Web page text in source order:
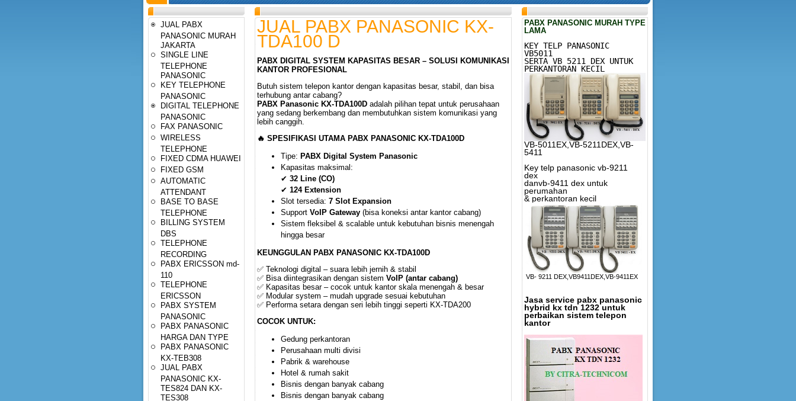
JUAL PABX
PANASONIC MURAH
JAKARTA
SINGLE LINE
TELEPHONE
PANASONIC
KEY TELEPHONE
PANASONIC
DIGITAL TELEPHONE
PANASONIC
FAX PANASONIC
WIRELESS
TELEPHONE
FIXED CDMA HUAWEI
FIXED GSM
AUTOMATIC
ATTENDANT
BASE TO BASE
TELEPHONE
BILLING SYSTEM
DBS
TELEPHONE
RECORDING
PABX ERICSSON md-
110
TELEPHONE
ERICSSON
PABX SYSTEM
PANASONIC
PABX PANASONIC
HARGA DAN TYPE
PABX PANASONIC
KX-TEB308
JUAL PABX
PANASONIC KX-
TES824 DAN KX-
TES308
JUAL PABX PANASONIC KX-
TDA100 D
PABX DIGITAL SYSTEM KAPASITAS BESAR – SOLUSI KOMUNIKASI
KANTOR PROFESIONAL
Butuh sistem telepon kantor dengan kapasitas besar, stabil, dan bisa
terhubung antar cabang?
PABX Panasonic KX-TDA100Dadalah pilihan tepat untuk perusahaan
yang sedang berkembang dan membutuhkan sistem komunikasi yang
lebih canggih.
🔥 SPESIFIKASI UTAMA PABX PANASONIC KX-TDA100D
Tipe: PABX Digital System Panasonic
Kapasitas maksimal:
✔ 32 Line (CO)
✔ 124 Extension
Slot tersedia: 7 Slot Expansion
Support VoIP Gateway(bisa koneksi antar kantor cabang)
Sistem fleksibel & scalable untuk kebutuhan bisnis menengah
hingga besar
KEUNGGULAN PABX PANASONIC KX-TDA100D
✅ Teknologi digital – suara lebih jernih & stabil
✅ Bisa diintegrasikan dengan sistem VoIP (antar cabang)
✅ Kapasitas besar – cocok untuk kantor skala menengah & besar
✅ Modular system – mudah upgrade sesuai kebutuhan
✅ Performa setara dengan seri lebih tinggi seperti KX-TDA200
COCOK UNTUK:
Gedung perkantoran
Perusahaan multi divisi
Pabrik & warehouse
Hotel & rumah sakit
Bisnis dengan banyak cabang
Bisnis dengan banyak cabang
PABX PANASONIC MURAH TYPE
LAMA
KEY TELP PANASONIC
VB5011
SERTA VB 5211 DEX UNTUK
PERKANTORAN KECIL
VB-5011EX,VB-5211DEX,VB-
5411
Key telp panasonic vb-9211
dex
danvb-9411 dex untuk
perumahan
& perkantoran kecil
VB- 9211 DEX,VB9411DEX,VB-9411EX
Jasa service pabx panasonic
hybrid kx tdn 1232 untuk
perbaikan sistem telepon
kantor